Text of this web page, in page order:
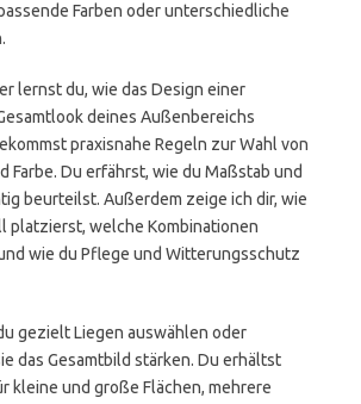
Farben oder unterschiedliche
lernst du, wie das Design einer
deines Außenbereichs
praxisnahe Regeln zur Wahl von
Farbe. Du erfährst, wie du Maßstab und
beurteilst. Außerdem zeige ich dir, wie
platzierst, welche Kombinationen
wie du Pflege und Witterungsschutz
gezielt Liegen auswählen oder
das Gesamtbild stärken. Du erhältst
kleine und große Flächen, mehrere